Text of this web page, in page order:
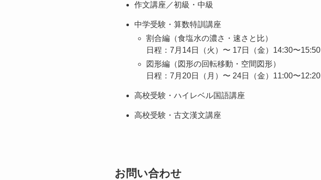
作文講座／初級・中級
中学受験・算数特訓講座
割合編（食塩水の濃さ・速さと比）
日程：7月14日（火）〜 17日（金） 14:30〜15:50
図形編（図形の回転移動・空間図形）
日程：7月20日（月）〜 24日（金） 11:00〜12:20
高校受験・ハイレベル国語講座
高校受験・古文漢文講座
お問い合わせ